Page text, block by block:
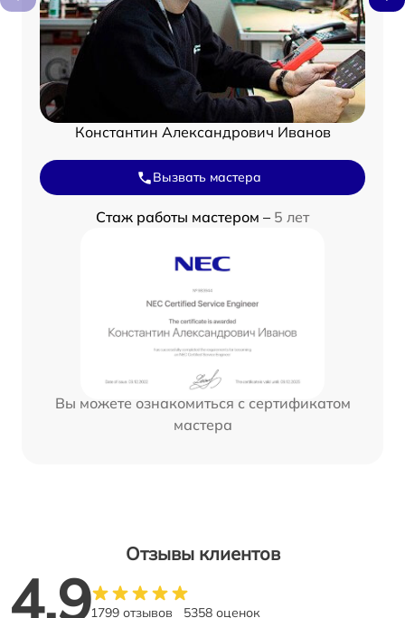
Константин Александрович Иванов
Вызвать мастера
Стаж работы мастером – 5 лет
Вы можете ознакомиться с сертификатом
мастера
Отзывы клиентов
4.91799 отзывов 5358 оценок